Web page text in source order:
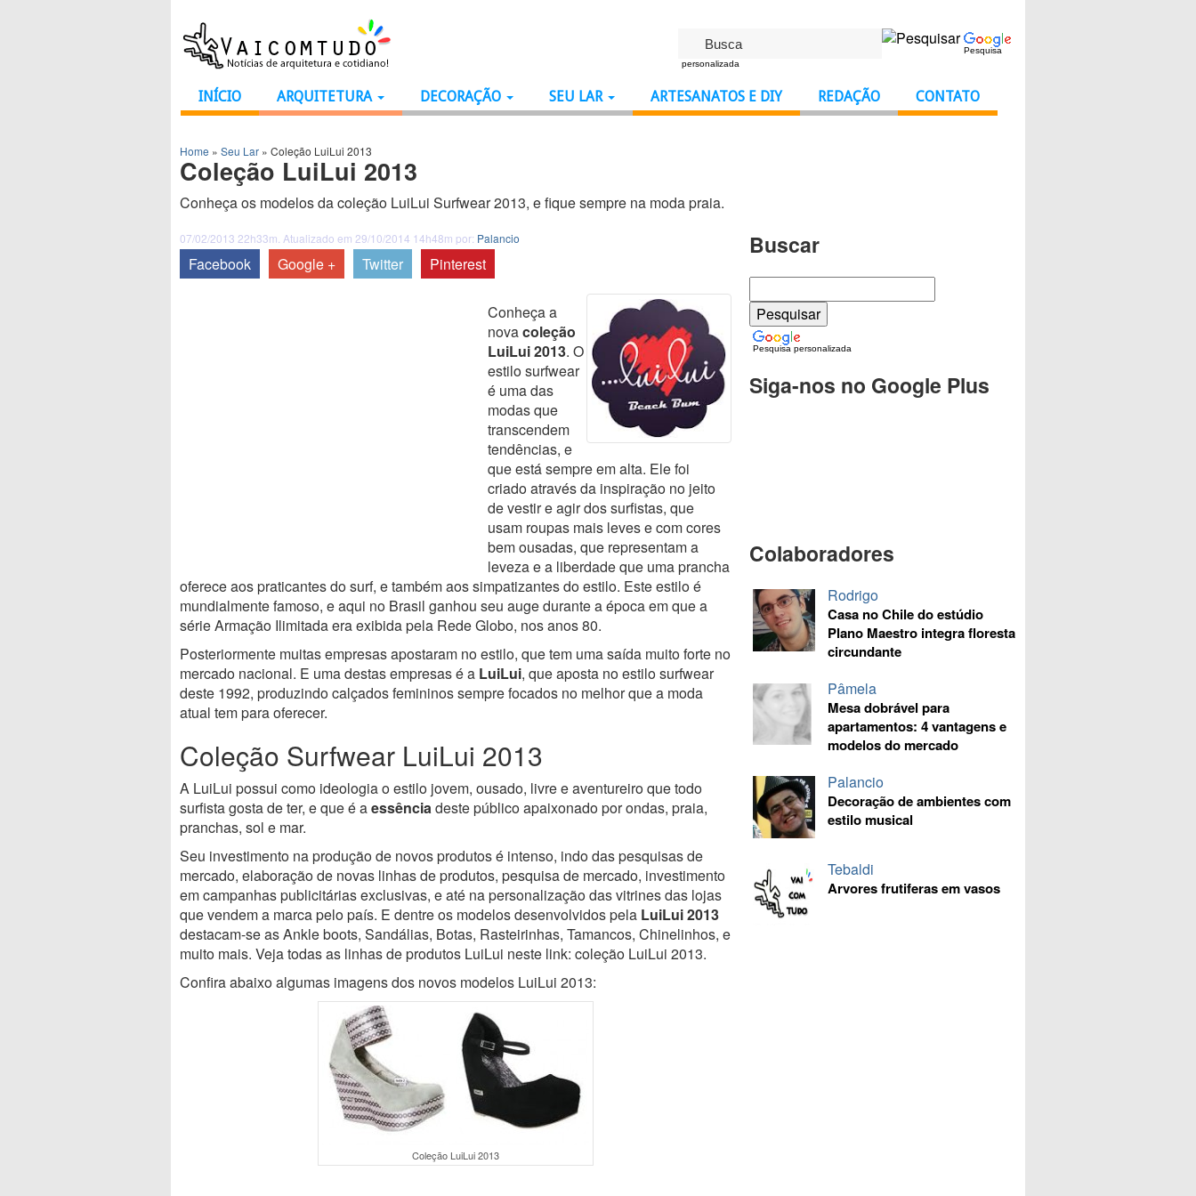
Pesquisa
personalizada
INÍCIO ARQUITETURA DECORAÇÃO SEU LAR ARTESANATOS E DIY REDAÇÃO CONTATO
Home » Seu Lar » Coleção LuiLui 2013
Coleção LuiLui 2013
Conheça os modelos da coleção LuiLui Surfwear 2013, e fique sempre na moda praia.
07/02/2013 22h33m. Atualizado em 29/10/2014 14h48m por: Palancio
Facebook Google + Twitter Pinterest
Conheça a
novacoleção
LuiLui 2013. O
estilo surfwear
é uma das
modas que
transcendem
tendências, e
que está sempre em alta. Ele foi
criado através da inspiração no jeito
de vestir e agir dos surfistas, que
usam roupas mais leves e com cores
bem ousadas, que representam a
leveza e a liberdade que uma prancha
oferece aos praticantes do surf, e também aos simpatizantes do estilo. Este estilo é
mundialmente famoso, e aqui no Brasil ganhou seu auge durante a época em que a
série Armação Ilimitada era exibida pela Rede Globo, nos anos 80.
Posteriormente muitas empresas apostaram no estilo, que tem uma saída muito forte no
mercado nacional. E uma destas empresas é a LuiLui, que aposta no estilo surfwear
deste 1992, produzindo calçados femininos sempre focados no melhor que a moda
atual tem para oferecer.
Coleção Surfwear LuiLui 2013
A LuiLui possui como ideologia o estilo jovem, ousado, livre e aventureiro que todo
surfista gosta de ter, e que é aessênciadeste público apaixonado por ondas, praia,
pranchas, sol e mar.
Seu investimento na produção de novos produtos é intenso, indo das pesquisas de
mercado, elaboração de novas linhas de produtos, pesquisa de mercado, investimento
em campanhas publicitárias exclusivas, e até na personalização das vitrines das lojas
que vendem a marca pelo país. E dentre os modelos desenvolvidos pela LuiLui 2013
destacam-se as Ankle boots, Sandálias, Botas, Rasteirinhas, Tamancos, Chinelinhos, e
muito mais. Veja todas as linhas de produtos LuiLui neste link: coleção LuiLui 2013.
Confira abaixo algumas imagens dos novos modelos LuiLui 2013:
Coleção LuiLui 2013
Buscar
Pesquisa personalizada
Siga-nos no Google Plus
Colaboradores
Rodrigo
Casa no Chile do estúdio
Plano Maestro integra floresta
circundante
Pâmela
Mesa dobrável para
apartamentos: 4 vantagens e
modelos do mercado
Palancio
Decoração de ambientes com
estilo musical
Tebaldi
Arvores frutiferas em vasos